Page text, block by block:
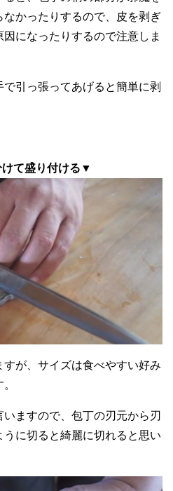
なかったりするので、皮を剥ぎ
になったりするので注意しま
引っ張ってあげると簡単に剥
て盛り付ける▼
が、サイズは食べやすい好み
ますので、包丁の刃元から刃
に切ると綺麗に切れると思い